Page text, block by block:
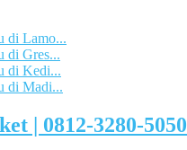
di Lamo...
di Gres...
di Kedi...
di Madi...
| 0812-3280-5050